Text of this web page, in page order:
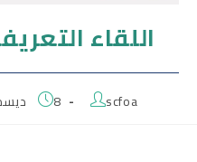
اللقاء
scfoa 8 ديسمبر، 2021